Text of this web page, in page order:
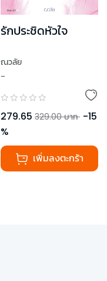
รักประชิดหัวใจ
ณวลัย
-
279.65 329.00 บาท -15
%
เพิ่มลงตะกร้า